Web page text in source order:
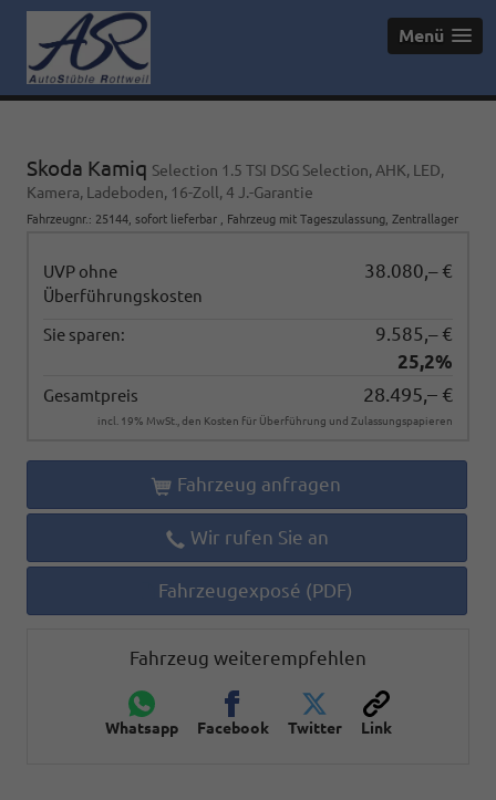
Menü
Skoda Kamiq Selection 1.5 TSI DSG Selection, AHK, LED,
Kamera, Ladeboden, 16-Zoll, 4 J.-Garantie
Fahrzeugnr. : 25144 sofort lieferbar Fahrzeug mit Tageszulassung , Zentrallager
UVP ohne
Überführungskosten
38.080,– €
Sie sparen:
9.585,– €
25,2%
Gesamtpreis 28.495,– €
incl. 19% MwSt., den Kosten für Überführung und Zulassungspapieren
Fahrzeug anfragen
Wir rufen Sie an
Fahrzeugexposé (PDF)
Fahrzeug weiterempfehlen
Whatsapp Facebook Twitter Link